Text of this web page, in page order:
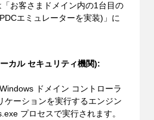
お客さまドメイン内の1台目の
エミュレーターを実装)」に
カル セキュリティ機関):
ドメイン コントローラ
ケーションを実行するエンジン
プロセスで実行されます。